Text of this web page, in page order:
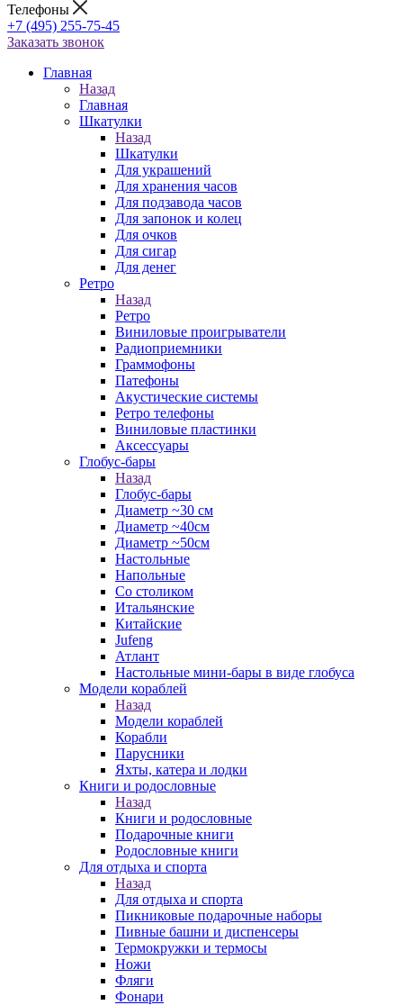
Телефоны
+7 (495) 255-75-45
Заказать звонок
Главная
Назад
Главная
Шкатулки
Назад
Шкатулки
Для украшений
Для хранения часов
Для подзавода часов
Для запонок и колец
Для очков
Для сигар
Для денег
Ретро
Назад
Ретро
Виниловые проигрыватели
Радиоприемники
Граммофоны
Патефоны
Акустические системы
Ретро телефоны
Виниловые пластинки
Аксессуары
Глобус-бары
Назад
Глобус-бары
Диаметр ~30 см
Диаметр ~40см
Диаметр ~50см
Настольные
Напольные
Со столиком
Итальянские
Китайские
Jufeng
Атлант
Настольные мини-бары в виде глобуса
Модели кораблей
Назад
Модели кораблей
Корабли
Парусники
Яхты, катера и лодки
Книги и родословные
Назад
Книги и родословные
Подарочные книги
Родословные книги
Для отдыха и спорта
Назад
Для отдыха и спорта
Пикниковые подарочные наборы
Пивные башни и диспенсеры
Термокружки и термосы
Ножи
Фляги
Фонари